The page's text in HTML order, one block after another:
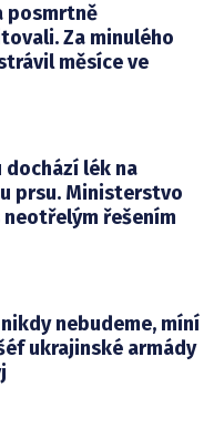
posmrtně
Za minulého
měsíce ve
dochází lék na
prsu. Ministerstvo
řešením
nikdy nebudeme, míní
ukrajinské armády